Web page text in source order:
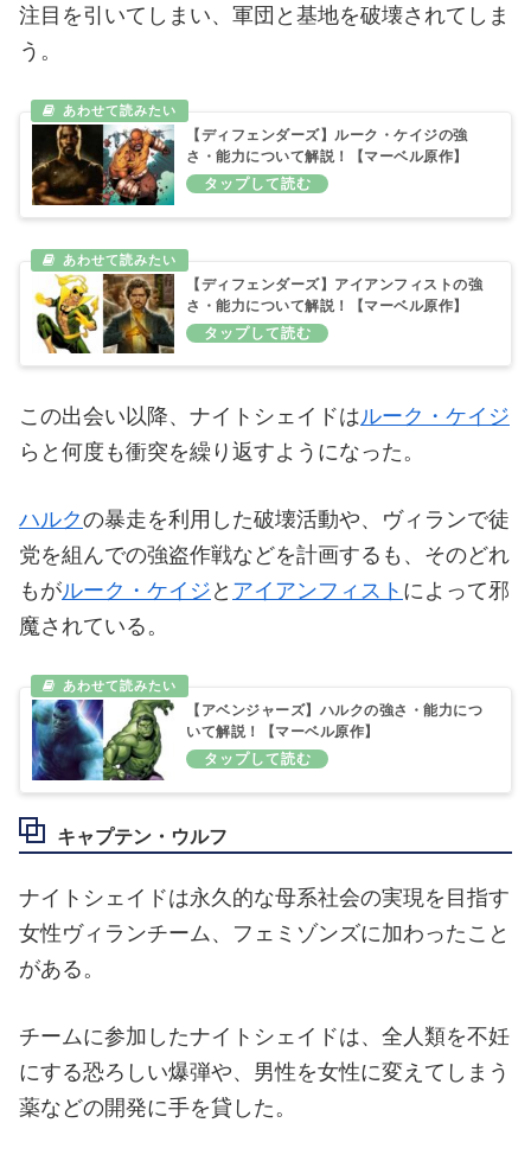
注目を引いてしまい、軍団と基地を破壊されてしま
う。
【ディフェンダーズ】ルーク・ケイジの強
さ・能力について解説！【マーベル原作】
【ディフェンダーズ】アイアンフィストの強
さ・能力について解説！【マーベル原作】
この出会い以降、ナイトシェイドはルーク・ケイジ
らと何度も衝突を繰り返すようになった。
ハルクの暴走を利用した破壊活動や、ヴィランで徒
党を組んでの強盗作戦などを計画するも、そのどれ
もがルーク・ケイジ と アイアンフィスト によって邪
魔されている。
【アベンジャーズ】ハルクの強さ・能力につ
いて解説！【マーベル原作】
キャプテン・ウルフ
ナイトシェイドは永久的な母系社会の実現を目指す
女性ヴィランチーム、フェミゾンズに加わったこと
がある。
チームに参加したナイトシェイドは、全人類を不妊
にする恐ろしい爆弾や、男性を女性に変えてしまう
薬などの開発に手を貸した。